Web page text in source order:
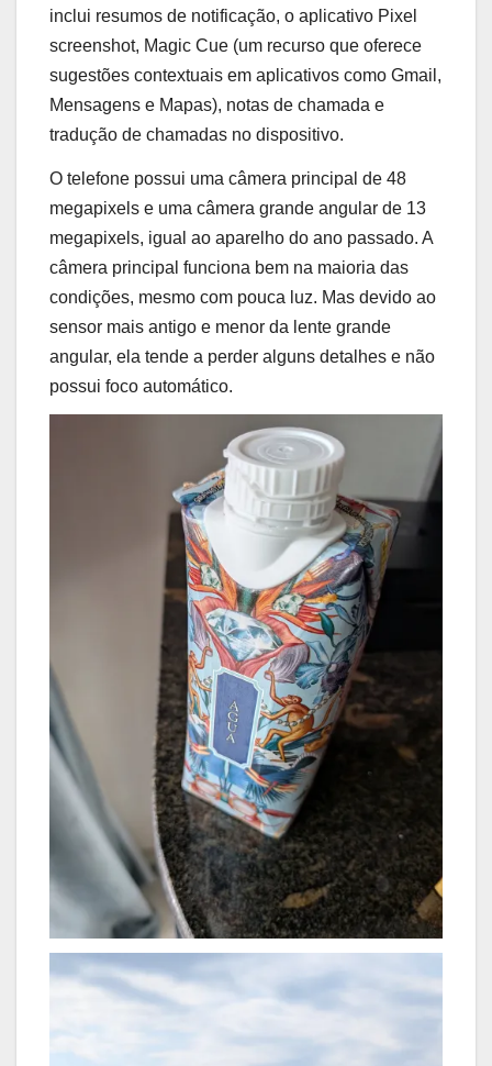
inclui resumos de notificação, o aplicativo Pixel
screenshot, Magic Cue (um recurso que oferece
sugestões contextuais em aplicativos como Gmail,
Mensagens e Mapas), notas de chamada e
tradução de chamadas no dispositivo.
O telefone possui uma câmera principal de 48
megapixels e uma câmera grande angular de 13
megapixels, igual ao aparelho do ano passado. A
câmera principal funciona bem na maioria das
condições, mesmo com pouca luz. Mas devido ao
sensor mais antigo e menor da lente grande
angular, ela tende a perder alguns detalhes e não
possui foco automático.